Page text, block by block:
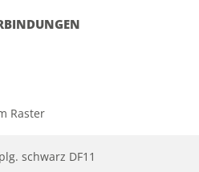
Raster
schwarz DF11